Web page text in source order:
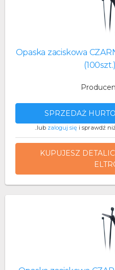
Opaska zaciskowa
(100szt.)
SPRZEDAŻ
..lub zaloguj się i sprawdź
KUPUJESZ